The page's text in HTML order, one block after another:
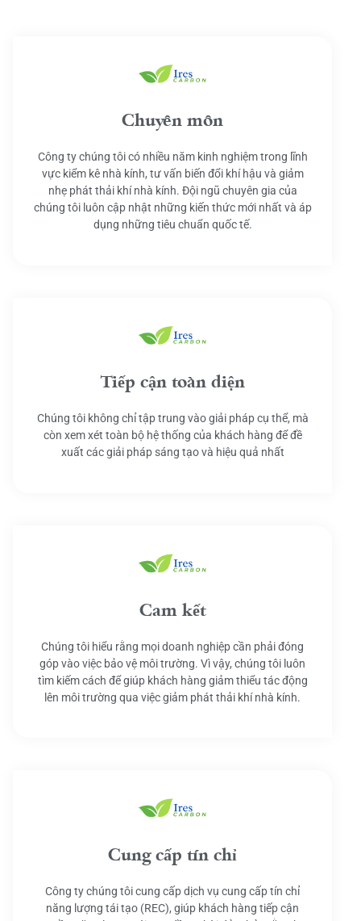
Chuyên môn
Công ty chúng tôi có nhiều năm kinh nghiệm trong lĩnh
vực kiểm kê nhà kính, tư vấn biến đổi khí hậu và giảm
nhẹ phát thải khí nhà kính. Đội ngũ chuyên gia của
chúng tôi luôn cập nhật những kiến thức mới nhất và áp
dụng những tiêu chuẩn quốc tế.
Tiếp cận toàn diện
Chúng tôi không chỉ tập trung vào giải pháp cụ thể, mà
còn xem xét toàn bộ hệ thống của khách hàng để đề
xuất các giải pháp sáng tạo và hiệu quả nhất
Cam kết
Chúng tôi hiểu rằng mọi doanh nghiệp cần phải đóng
góp vào việc bảo vệ môi trường. Vì vậy, chúng tôi luôn
tìm kiếm cách để giúp khách hàng giảm thiểu tác động
lên môi trường qua việc giảm phát thải khí nhà kính.
Cung cấp tín chỉ
Công ty chúng tôi cung cấp dịch vụ cung cấp tín chỉ
năng lượng tái tạo (REC), giúp khách hàng tiếp cận